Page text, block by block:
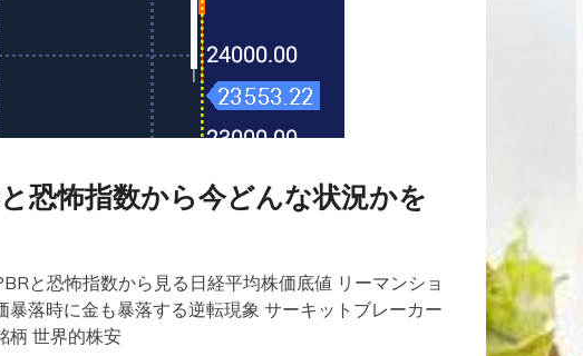
恐怖指数から今どんな状況かを
と恐怖指数から見る日経平均株価底値 リーマンショ
暴落時に金も暴落する逆転現象 サーキットブレーカー
柄 世界的株安